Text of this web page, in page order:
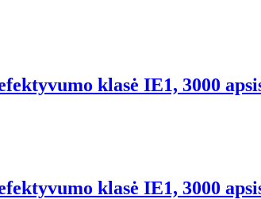
klasė IE1, 3000
klasė IE1, 3000